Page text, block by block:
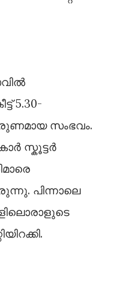
5.30-
സംഭവം.
സ്കൂട്ടർ
പിന്നാലെ